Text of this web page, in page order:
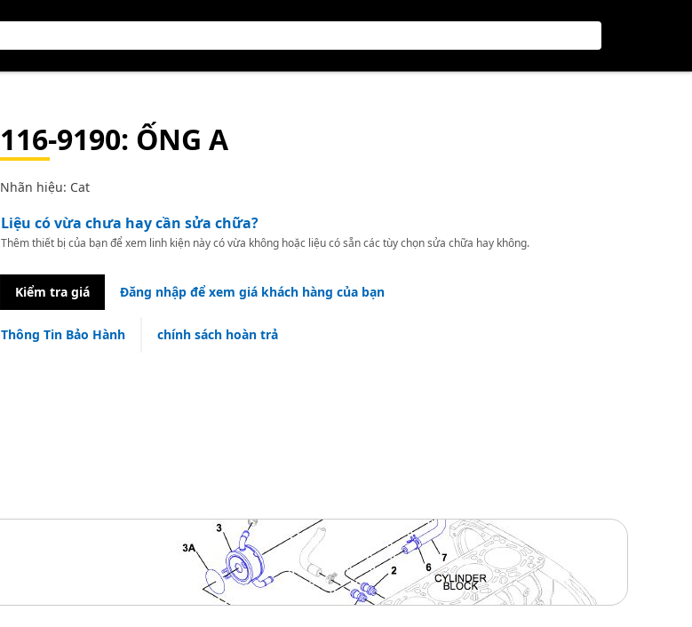
116-9190: ỐNG A
Nhãn hiệu: Cat
Liệu có vừa chưa hay cần sửa chữa?
Thêm thiết bị của bạn để xem linh kiện này có vừa không hoặc liệu có sẵn các tùy chọn sửa chữa hay không.
Kiểm tra giá Đăng nhập để xem giá khách hàng của bạn
Thông Tin Bảo Hành chính sách hoàn trả